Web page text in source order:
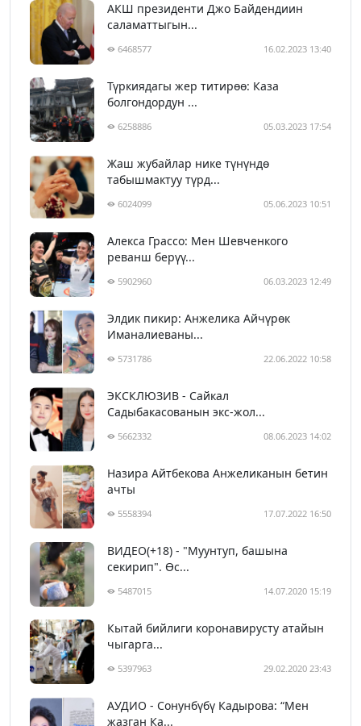
АКШ президенти Джо Байдендиин
саламаттыгын...
6468577 16.02.2023 13:40
Түркиядагы жер титирөө: Каза
болгондордун ...
6258886 05.03.2023 17:54
Жаш жубайлар нике түнүндө
табышмактуу түрд...
6024099 05.06.2023 10:51
Алекса Грассо: Мен Шевченкого
реванш берүү...
5902960 06.03.2023 12:49
Элдик пикир: Анжелика Айчүрөк
Иманалиеваны...
5731786 22.06.2022 10:58
ЭКСКЛЮЗИВ - Сайкал
Садыбакасованын экс-жол...
5662332 08.06.2023 14:02
Назира Айтбекова Анжеликанын бетин
ачты
5558394 17.07.2022 16:50
ВИДЕО(+18) - "Муунтуп, башына
секирип". Өс...
5487015 14.07.2020 15:19
Кытай бийлиги коронавирусту атайын
чыгарга...
5397963 29.02.2020 23:43
АУДИО - Сонунбүбү Кадырова: “Мен
жазган Ка...